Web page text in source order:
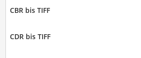
CBR bis TIFF
CDR bis TIFF